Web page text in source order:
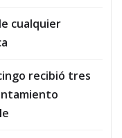
cualquier
recibió tres